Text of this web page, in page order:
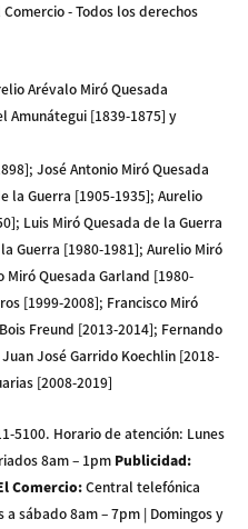
- Todos los derechos
Arévalo Miró Quesada
Amunátegui [1839-1875] y
José Antonio Miró Quesada
la Guerra [1905-1935]; Aurelio
Luis Miró Quesada de la Guerra
Guerra [1980-1981]; Aurelio Miró
Miró Quesada Garland [1980-
[1999-2008]; Francisco Miró
Freund [2013-2014]; Fernando
José Garrido Koechlin [2018-
[2008-2019]
5100. Horario de atención: Lunes
8am – 1pm Publicidad:
Comercio:Central telefónica
sábado 8am – 7pm | Domingos y